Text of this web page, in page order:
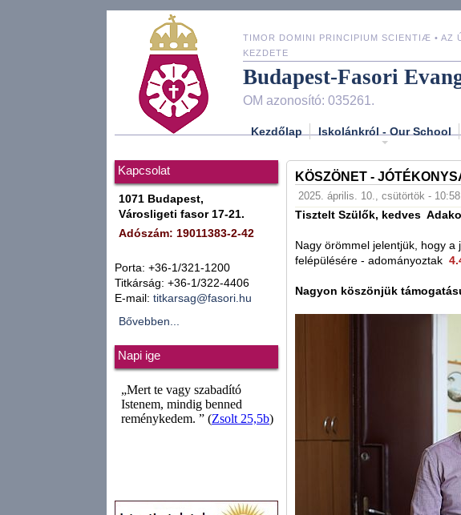
TIMOR DOMINI PRINCIPIUM SCIENTIÆ • AZ
KEZDETE
Budapest-Fasori
OM azonosító: 035261.
Kezdőlap Iskolánkról - Our School
Kapcsolat
1071 Budapest,
Városligeti fasor 17-21.
Adószám: 19011383-2-42
Porta: +36-1/321-1200
Titkárság: +36-1/322-4406
E-mail: titkarsag@fasori.hu
Bővebben...
Napi ige
KÖSZÖNET -
2025. április. 10., csütörtök -
Tisztelt Szülők, kedves
Nagy örömmel jelentjük, hogy
felépülésére - adományoztak
Nagyon köszönjük